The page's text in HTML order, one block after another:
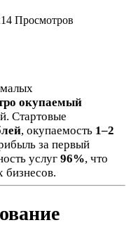
Просмотров
окупаемый
Стартовые
, окупаемость 1–2
за первый
услуг 96%, что
бизнесов.